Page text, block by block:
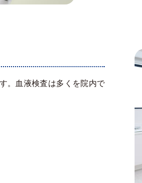
。血液検査は多くを院内で